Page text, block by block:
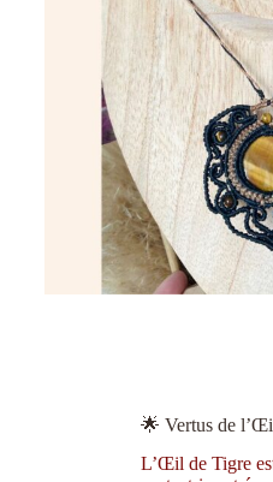
🌟 Vertus de
L’Œil de Tigre